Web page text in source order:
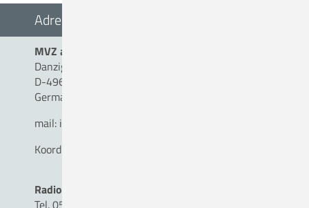
Adresse
MVZ am Christlichen Krankenhaus Quakenbrück
Danziger Straße 2
D-49610 Quakenbrück
Germany
mail: info(a)mvz-am-ckq.de
Koordination MVZ
Radiologie